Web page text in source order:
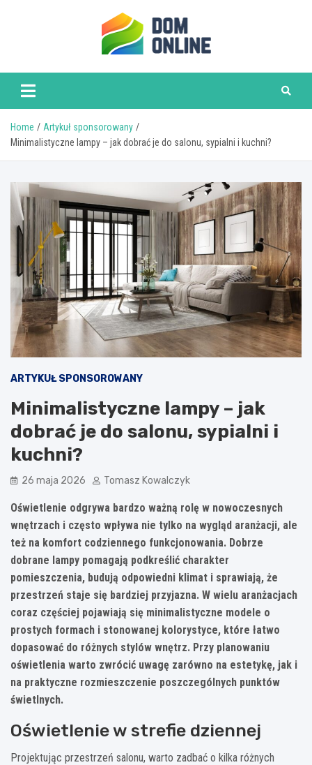
www.domonline.pl
Home
Artykuł sponsorowany
Minimalistyczne lampy – jak dobrać je do salonu, sypialni i kuchni?
ARTYKUŁ SPONSOROWANY
Minimalistyczne lampy – jak
dobrać je do salonu, sypialni i
kuchni?
26 maja 2026 Tomasz Kowalczyk
Oświetlenie odgrywa bardzo ważną rolę w nowoczesnych
wnętrzach i często wpływa nie tylko na wygląd aranżacji, ale
też na komfort codziennego funkcjonowania. Dobrze
dobrane lampy pomagają podkreślić charakter
pomieszczenia, budują odpowiedni klimat i sprawiają, że
przestrzeń staje się bardziej przyjazna. W wielu aranżacjach
coraz częściej pojawiają się minimalistyczne modele o
prostych formach i stonowanej kolorystyce, które łatwo
dopasować do różnych stylów wnętrz. Przy planowaniu
oświetlenia warto zwrócić uwagę zarówno na estetykę, jak i
na praktyczne rozmieszczenie poszczególnych punktów
świetlnych.
Oświetlenie w strefie dziennej
Projektując przestrzeń salonu, warto zadbać o kilka różnych